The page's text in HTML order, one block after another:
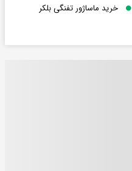
خرید ماساژور تفنگی بلکر